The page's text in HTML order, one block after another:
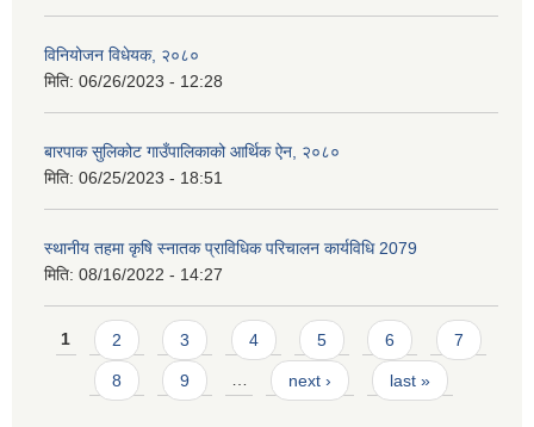
विनियोजन विधेयक, २०८०
मिति: 06/26/2023 - 12:28
बारपाक सुलिकोट गाउँपालिकाको आर्थिक ऐन, २०८०
मिति: 06/25/2023 - 18:51
स्थानीय तहमा कृषि स्नातक प्राविधिक परिचालन कार्यविधि 2079
मिति: 08/16/2022 - 14:27
Pages
1 2 3 4 5 6 7
8 9 … next › last »